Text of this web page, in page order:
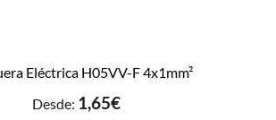
Eléctrica H05VV-F 4x1mm²
Desde: 1,65€